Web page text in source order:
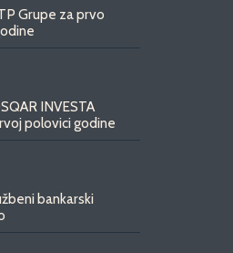
Grupe za prvo
INVESTA
polovici godine
bankarski